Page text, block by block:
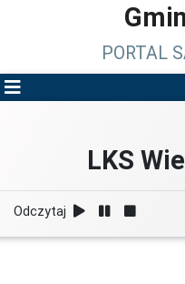
PORTAL
LKS
Odczytaj